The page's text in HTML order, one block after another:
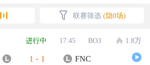
联赛筛选 (隐0场)
进行中 17:45 BO3 1.8万
1 - 1 FNC